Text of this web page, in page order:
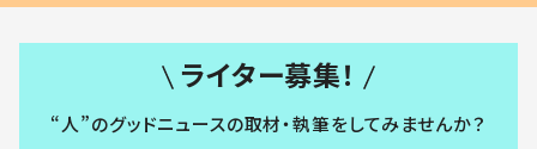
ライター募集！
“人”のグッドニュースの取材・執筆をしてみませんか？